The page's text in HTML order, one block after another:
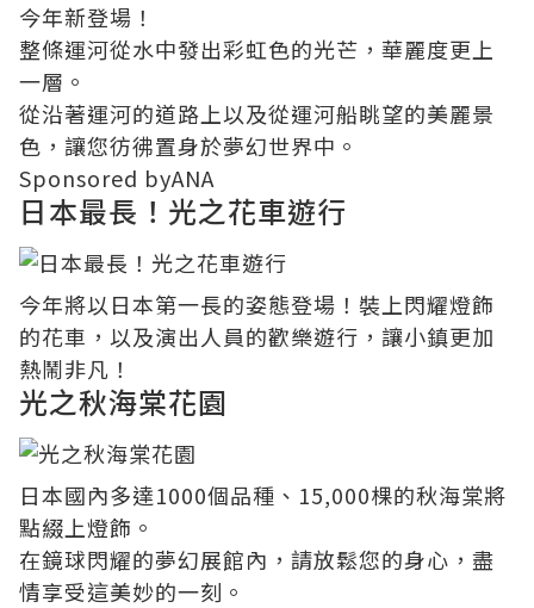
今年新登場！
整條運河從水中發出彩虹色的光芒，華麗度更上
一層。
從沿著運河的道路上以及從運河船眺望的美麗景
色，讓您彷彿置身於夢幻世界中。
Sponsored byANA
日本最長！光之花車遊行
今年將以日本第一長的姿態登場！裝上閃耀燈飾
的花車，以及演出人員的歡樂遊行，讓小鎮更加
熱鬧非凡！
光之秋海棠花園
日本國內多達1000個品種、15,000棵的秋海棠將
點綴上燈飾。
在鏡球閃耀的夢幻展館內，請放鬆您的身心，盡
情享受這美妙的一刻。